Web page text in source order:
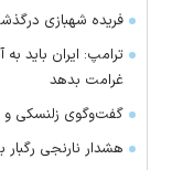
فریده شهبازی
ترامپ: ایران باید
غرامت بدهد
گفت‌وگوی زلنسکی و
هشدار نارنجی رگبار